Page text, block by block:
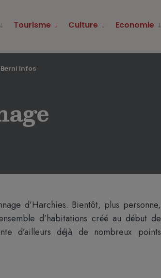
Tourisme Culture Economie
Berni Infos
d’Harchies. Bientôt, plus personne,
d’habitations créé au début de
d’ailleurs déjà de nombreux points